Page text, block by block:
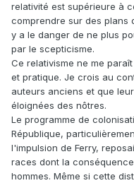
relativité est supérieure à
comprendre sur des plans
y a le danger de ne plus
par le scepticisme.
Ce relativisme ne me
et pratique. Je crois au
auteurs anciens et que
éloignées des nôtres.
Le programme de
République,
l'impulsion de Ferry,
races dont la
hommes. Même si cette